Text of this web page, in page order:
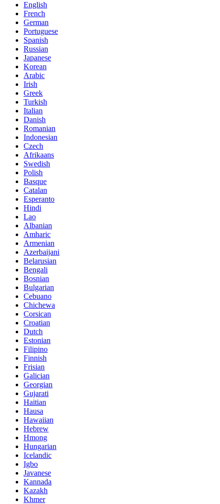
English
French
German
Portuguese
Spanish
Russian
Japanese
Korean
Arabic
Irish
Greek
Turkish
Italian
Danish
Romanian
Indonesian
Czech
Afrikaans
Swedish
Polish
Basque
Catalan
Esperanto
Hindi
Lao
Albanian
Amharic
Armenian
Azerbaijani
Belarusian
Bengali
Bosnian
Bulgarian
Cebuano
Chichewa
Corsican
Croatian
Dutch
Estonian
Filipino
Finnish
Frisian
Galician
Georgian
Gujarati
Haitian
Hausa
Hawaiian
Hebrew
Hmong
Hungarian
Icelandic
Igbo
Javanese
Kannada
Kazakh
Khmer